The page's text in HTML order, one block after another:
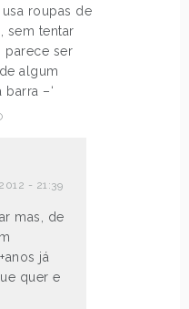
roupas de
sem tentar
parece ser
algum
–‘
- 21:39
mas, de
já
quer e